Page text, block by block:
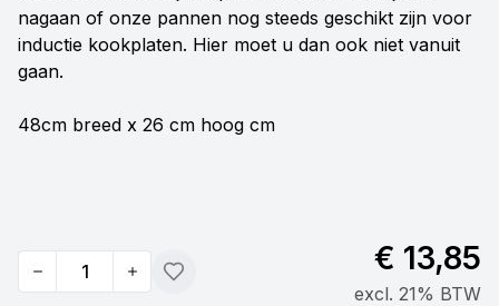
nagaan of onze pannen nog steeds geschikt zijn voor
inductie kookplaten. Hier moet u dan ook niet vanuit
gaan.
48cm breed x 26 cm hoog cm
Quantity Toevoegen
€ 13,85
excl. 21% BTW